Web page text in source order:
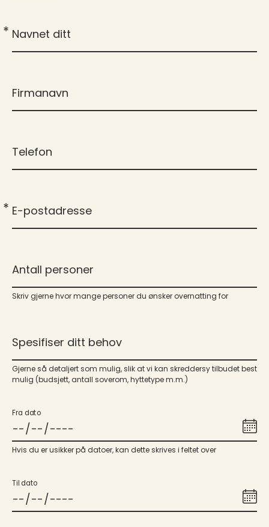
Navnet ditt
*
Firmanavn
Telefon
E-postadresse
*
Antall personer
Skriv gjerne hvor mange personer du ønsker overnatting for
Spesifiser ditt behov
Gjerne så detaljert som mulig, slik at vi kan skreddersy tilbudet best
mulig (budsjett, antall soverom, hyttetype m.m.)
Fra dato
Hvis du er usikker på datoer, kan dette skrives i feltet over
Til dato